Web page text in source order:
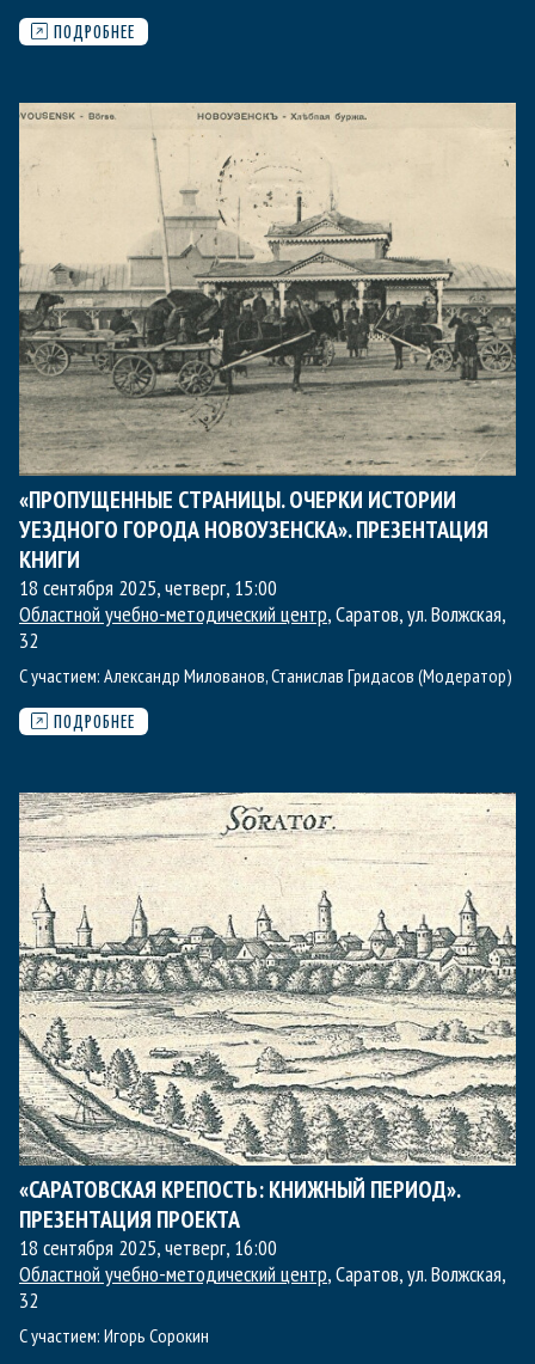
ПОДРОБНЕЕ
«ПРОПУЩЕННЫЕ СТРАНИЦЫ. ОЧЕРКИ ИСТОРИИ
УЕЗДНОГО ГОРОДА НОВОУЗЕНСКА». ПРЕЗЕНТАЦИЯ
КНИГИ
18 сентября 2025, четверг, 15:00
Областной учебно-методический центр, Саратов, ул. Волжская,
32
С участием: Александр Милованов,Станислав Гридасов (Модератор)
ПОДРОБНЕЕ
«САРАТОВСКАЯ КРЕПОСТЬ: КНИЖНЫЙ ПЕРИОД».
ПРЕЗЕНТАЦИЯ ПРОЕКТА
18 сентября 2025, четверг, 16:00
Областной учебно-методический центр, Саратов, ул. Волжская,
32
С участием: Игорь Сорокин